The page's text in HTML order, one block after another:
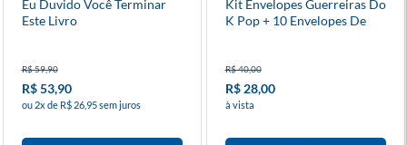
Eu Duvido Você Terminar
Este Livro
R$ 59,90
R$ 53,90
ou 2x de R$ 26,95 sem juros
Kit Envelopes Guerreiras Do
K Pop + 10 Envelopes De
R$ 40,00
R$ 28,00
à vista